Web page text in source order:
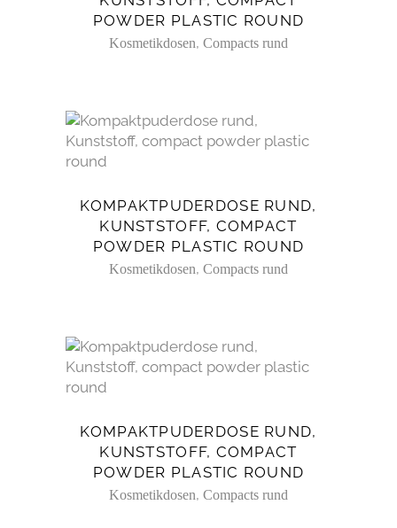
POWDER PLASTIC ROUND
Kosmetikdosen, Compacts rund
KOMPAKTPUDERDOSE RUND,
KUNSTSTOFF, COMPACT
POWDER PLASTIC ROUND
Kosmetikdosen, Compacts rund
KOMPAKTPUDERDOSE RUND,
KUNSTSTOFF, COMPACT
POWDER PLASTIC ROUND
Kosmetikdosen, Compacts rund